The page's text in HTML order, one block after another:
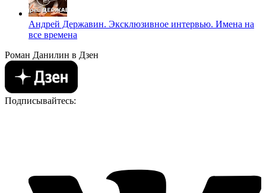
Андрей Державин. Эксклюзивное интервью. Имена на
все времена
Роман Данилин в Дзен
Подписывайтесь: